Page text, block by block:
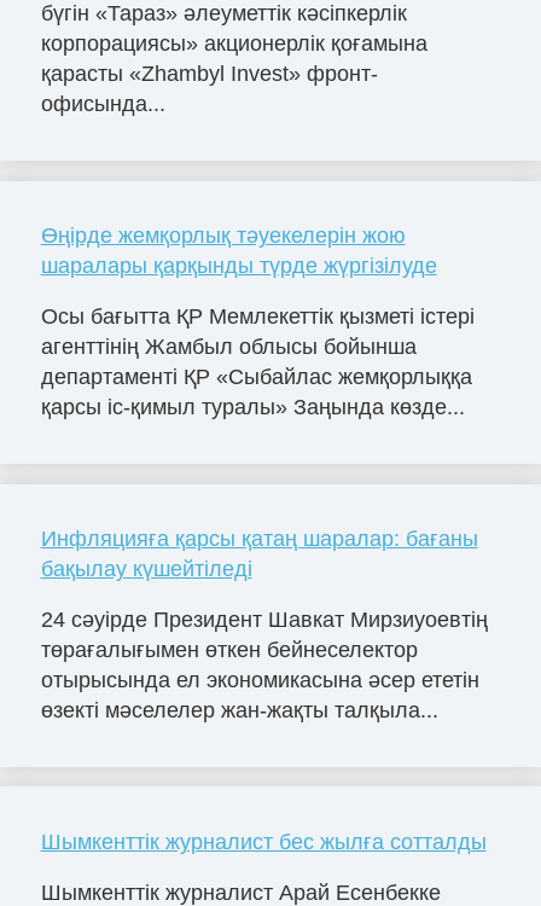
бүгін «Тараз» әлеуметтік кәсіпкерлік
корпорациясы» акционерлік қоғамына
қарасты «Zhambyl Invest» фронт-
офисында...
Өңірде жемқорлық тәуекелерін жою
шаралары қарқынды түрде жүргізілуде
Осы бағытта ҚР Мемлекеттік қызметі істері
агенттінің Жамбыл облысы бойынша
департаменті ҚР «Сыбайлас жемқорлыққа
қарсы іс-қимыл туралы» Заңында көзде...
Инфляцияға қарсы қатаң шаралар: бағаны
бақылау күшейтіледі
24 сәуірде Президент Шавкат Мирзиyоевтің
төрағалығымен өткен бейнеселектор
отырысында ел экономикасына әсер ететін
өзекті мәселелер жан-жақты талқыла...
Шымкенттік журналист бес жылға сотталды
Шымкенттік журналист Арай Есенбекке